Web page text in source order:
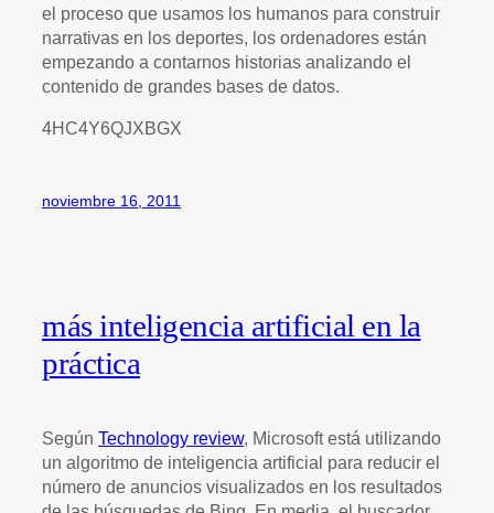
el proceso que usamos los humanos para construir
narrativas en los deportes, los ordenadores están
empezando a contarnos historias analizando el
contenido de grandes bases de datos.
4HC4Y6QJXBGX
noviembre 16, 2011
más inteligencia artificial en la
práctica
Según Technology review, Microsoft está utilizando
un algoritmo de inteligencia artificial para reducir el
número de anuncios visualizados en los resultados